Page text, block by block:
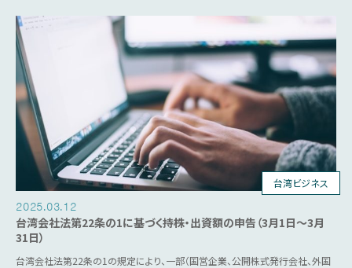
台湾ビジネス
2025.03.12
台湾会社法第22条の1に基づく持株・出資額の申告（3月1日～3月
31日）
台湾会社法第22条の1の規定により、一部（国営企業、公開株式発行会社、外国